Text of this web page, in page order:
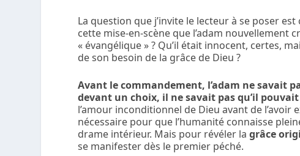
La question que j’invite le lecteur à se poser
cette mise-en-scène que l’adam nouvellement
« évangélique » ? Qu’il était innocent, certes,
de son besoin de la grâce de Dieu ?
Avant le commandement, l’adam ne savait
devant un choix, il ne savait pas qu’il
l’amour inconditionnel de Dieu avant de
nécessaire pour que l’humanité connaisse
drame intérieur. Mais pour révéler lagrâce
se manifester dès le premier péché.